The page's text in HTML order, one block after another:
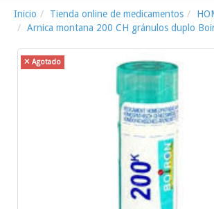
Inicio Tienda online de medicamentos
Arnica montana 200 CH gránulos duplo
Agotado